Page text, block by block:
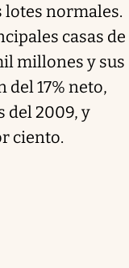
lotes normales.
casas de
millones y sus
17% neto,
del 2009, y
ciento.